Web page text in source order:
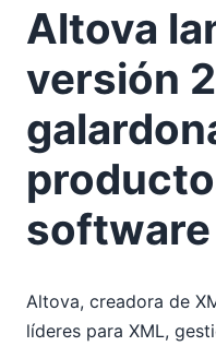
2007
Altova lanza la versión
productos de software
11
12
Altova
versión
software
Altova, creadora de
líderes para XML,